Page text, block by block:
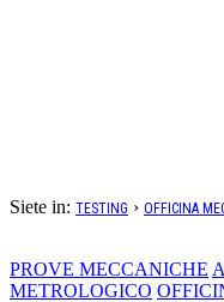
Siete in: TESTING › OFFICINA
PROVE MECCANICHE
METROLOGICO